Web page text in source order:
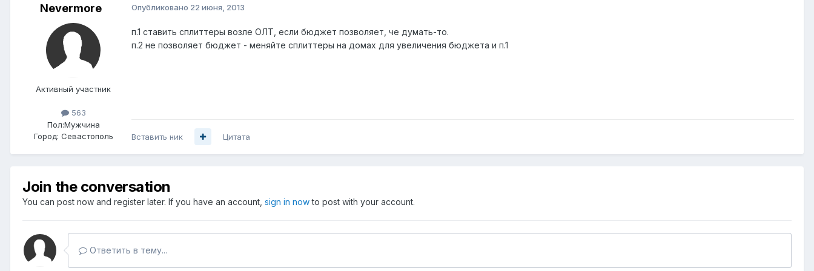
Nevermore
Активный участник
563
Пол:Мужчина
Город: Севастополь
Опубликовано 22 июня, 2013
п.1 ставить сплиттеры возле ОЛТ, если бюджет позволяет, че думать-то.
п.2 не позволяет бюджет - меняйте сплиттеры на домах для увеличения бюджета и п.1
Вставить ник Цитата
Join the conversation
You can post now and register later. If you have an account, sign in nowto post with your account.
Ответить в тему...